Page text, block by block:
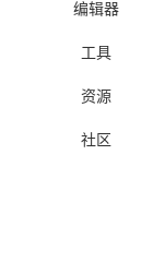
编辑器
工具
资源
社区